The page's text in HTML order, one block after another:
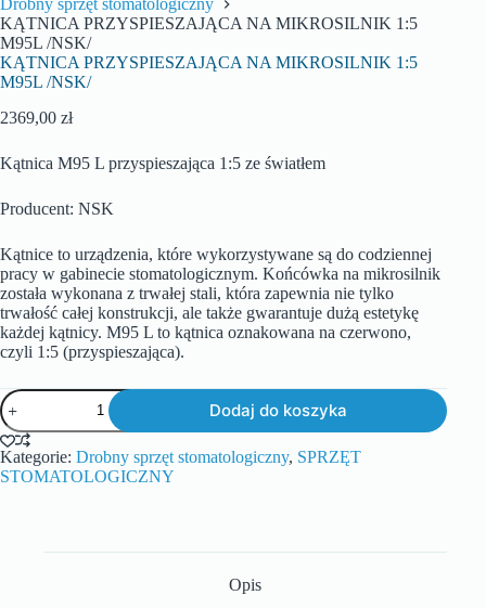
Drobny sprzęt stomatologiczny
KĄTNICA PRZYSPIESZAJĄCA NA MIKROSILNIK 1:5
M95L /NSK/
KĄTNICA PRZYSPIESZAJĄCA NA MIKROSILNIK 1:5
M95L /NSK/
2369,00 zł
Kątnica M95 L przyspieszająca 1:5 ze światłem
Producent: NSK
Kątnice to urządzenia, które wykorzystywane są do codziennej
pracy w gabinecie stomatologicznym. Końcówka na mikrosilnik
została wykonana z trwałej stali, która zapewnia nie tylko
trwałość całej konstrukcji, ale także gwarantuje dużą estetykę
każdej kątnicy. M95 L to kątnica oznakowana na czerwono,
czyli 1:5 (przyspieszająca).
Dodaj do koszyka
Kategorie: Drobny sprzęt stomatologiczny, SPRZĘT
STOMATOLOGICZNY
Opis